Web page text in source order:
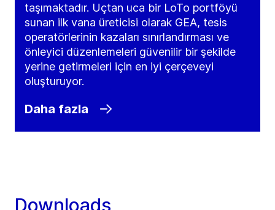
taşımaktadır. Uçtan uca bir LoTo portföyü
sunan ilk vana üreticisi olarak GEA, tesis
operatörlerinin kazaları sınırlandırması ve
önleyici düzenlemeleri güvenilir bir şekilde
yerine getirmeleri için en iyi çerçeveyi
oluşturuyor.
Daha fazla
Downloads